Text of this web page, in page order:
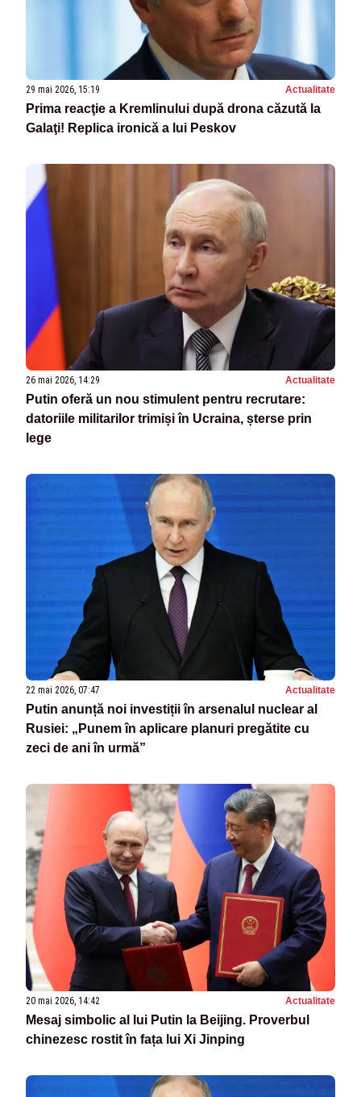
29 mai 2026, 15:19 Actualitate
Prima reacţie a Kremlinului după drona căzută la
Galaţi! Replica ironică a lui Peskov
26 mai 2026, 14:29 Actualitate
Putin oferă un nou stimulent pentru recrutare:
datoriile militarilor trimiși în Ucraina, șterse prin
lege
22 mai 2026, 07:47 Actualitate
Putin anunță noi investiții în arsenalul nuclear al
Rusiei: „Punem în aplicare planuri pregătite cu
zeci de ani în urmă”
20 mai 2026, 14:42 Actualitate
Mesaj simbolic al lui Putin la Beijing. Proverbul
chinezesc rostit în fața lui Xi Jinping